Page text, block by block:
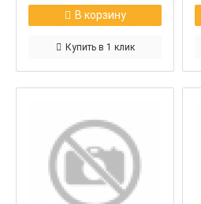
В корзину
Купить в 1 клик